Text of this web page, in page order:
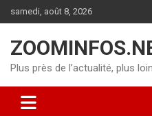
au
samedi, août 8, 2026
Plus près de l’actualité, plus